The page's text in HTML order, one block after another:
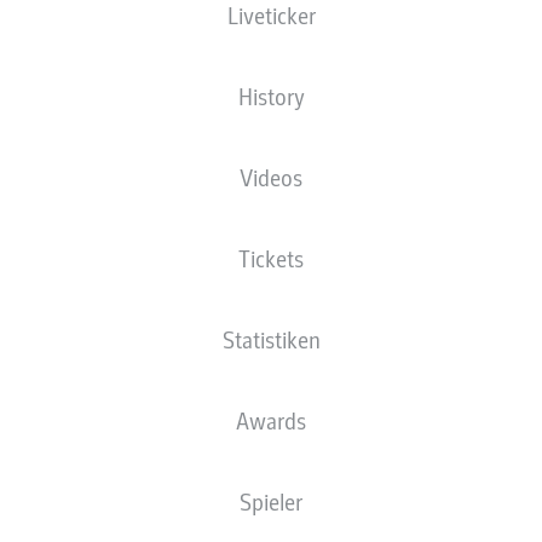
Liveticker
History
Videos
Tickets
Statistiken
Awards
Spieler
sowie zwei Tore mit integriertem Torzähler. Die Fahrzeuge können
WEITERE LIZENZPRODUKTE